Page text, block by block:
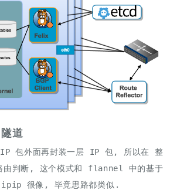
道
IP 包外面再封装一层 IP 包, 所以在 整
由判断, 这个模式和 flannel 中的基于
很像, 毕竟思路都类似.